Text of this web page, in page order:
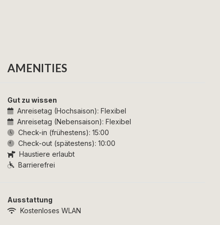
AMENITIES
Gut zu wissen
Anreisetag (Hochsaison): Flexibel
Anreisetag (Nebensaison): Flexibel
Check-in (frühestens): 15:00
Check-out (spätestens): 10:00
Haustiere erlaubt
Barrierefrei
Ausstattung
Kostenloses WLAN